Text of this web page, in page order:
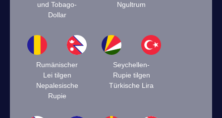
und Tobago-
Dollar
Ngultrum
Rumänischer
Lei tilgen
Nepalesische
Rupie
Seychellen-
Rupie tilgen
Türkische Lira